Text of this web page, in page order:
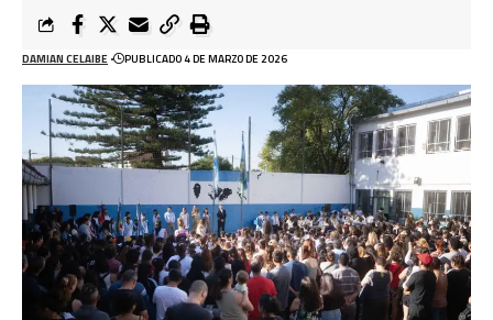
DAMIAN CELAIBE PUBLICADO 4 DE MARZO DE 2026